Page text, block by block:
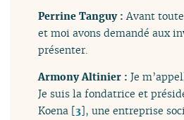
Perrine Tanguy :Avant
et moi avons demandé aux
présenter.
Armony Altinier :Je
Je suis la fondatrice et
Koena [3], une entreprise